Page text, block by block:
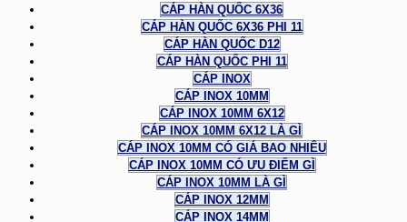
CÁP HÀN QUỐC 6X36
CÁP HÀN QUỐC 6X36 PHI 11
CÁP HÀN QUỐC D12
CÁP HÀN QUỐC PHI 11
CÁP INOX
CÁP INOX 10MM
CÁP INOX 10MM 6X12
CÁP INOX 10MM 6X12 LÀ GÌ
CÁP INOX 10MM CÓ GIÁ BAO NHIÊU
CÁP INOX 10MM CÓ ƯU ĐIỂM GÌ
CÁP INOX 10MM LÀ GÌ
CÁP INOX 12MM
CÁP INOX 14MM